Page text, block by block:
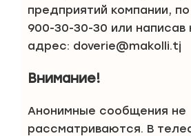
предприятий компании,
900-30-30-30 или написав
адрес: doverie@makolli.tj
Внимание!
Анонимные сообщения не
рассматриваются. В